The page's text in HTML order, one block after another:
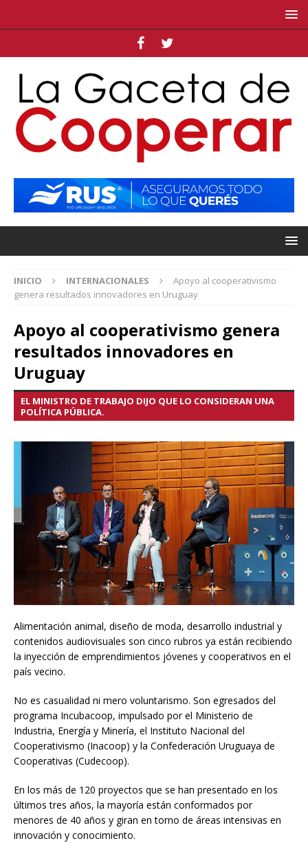
INICIO INTERNACIONALES
Apoyo al cooperativismo
genera resultados innovadores en Uruguay
Apoyo al cooperativismo genera
resultados innovadores en
Uruguay
EL MINISTRO DE TRABAJO DIJO QUE LO CONSIDERAN UNA
POLÍTICA PÚBLICA.
Alimentación animal, diseño de moda, desarrollo industrial y
contenidos audiovisuales son cinco rubros ya están recibiendo
la inyección de emprendimientos jóvenes y cooperativos en el
país vecino.
No es casualidad ni mero voluntarismo. Son egresados del
programa Incubacoop, impulsado por el Ministerio de
Industria, Energía y Minería, el Instituto Nacional del
Cooperativismo (Inacoop) y la Confederación Uruguaya de
Cooperativas (Cudecoop).
En los más de 120 proyectos que se han presentado en los
últimos tres años, la mayoría están conformados por
menores de 40 años y giran en torno de áreas intensivas en
innovación y conocimiento.